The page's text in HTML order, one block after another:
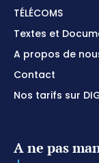
TÉLÉCOMS
Textes et
A propos de
Contact
Nos tarifs sur
A ne pas